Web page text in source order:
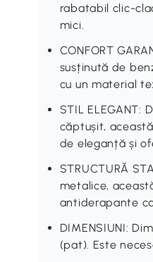
rabatabil clic-
mici.
CONFORT
susținută de
cu un material
STIL ELEGANT:
căptușit,
de eleganță și
STRUCTURĂ
metalice,
antiderapante
DIMENSIUNI:
(pat). Este